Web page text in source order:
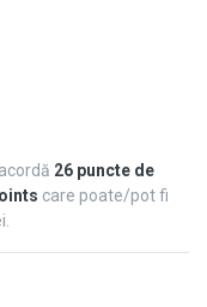
26 puncte de
care poate/pot fi